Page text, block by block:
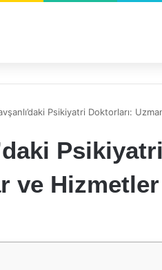
Psikiyatri Doktorları:
ve Hizmetler